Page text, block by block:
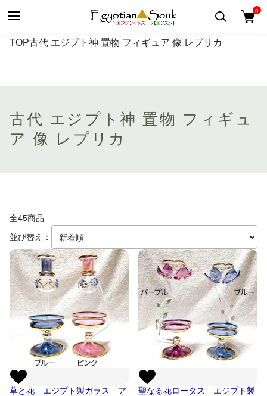
0
TOP古代 エジプト神 置物 フィギュア 像 レプリカ
古代 エジプト神 置物 フィギュ
ア 像 レプリカ
全45商品
並び替え：
草と花 エジプト製ガラス ア
聖なる花ロータス エジプト製